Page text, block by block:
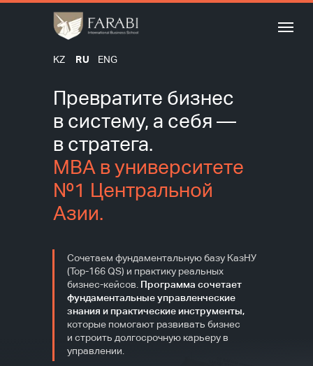
RU ENG
KZ
Сочетаем фундаментальную базу КазНУ
(Top-166 QS) и практику реальных
бизнес-кейсов. Программа сочетает
фундаментальные управленческие
знания и практические инструменты,
которые помогают развивать бизнес
и строить долгосрочную карьеру в
управлении.
Превратите бизнес
в систему, а себя —
в стратега.
MBA в университете
№1 Центральной
Азии.